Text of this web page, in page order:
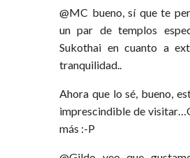
@MC bueno, sí que te
un par de templos
Sukothai en cuanto a
tranquilidad..
Ahora que lo sé, bueno,
imprescindible de
más :-P